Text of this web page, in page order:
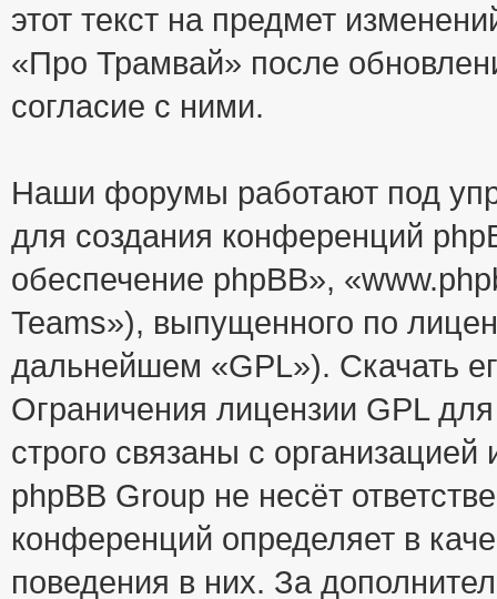
этот текст на предмет
«Про Трамвай» после
согласие с ними.
Наши форумы работают под
для создания конференций
обеспечение phpBB»,
Teams»), выпущенного по
дальнейшем «GPL»). Скачать
Ограничения лицензии GPL
строго связаны с
phpBB Group не несёт
конференций определяет в
поведения в них. За